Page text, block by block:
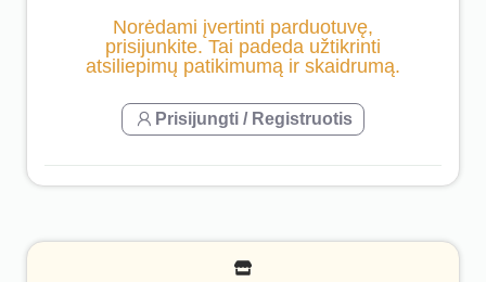
Norėdami įvertinti parduotuvę,
prisijunkite. Tai padeda užtikrinti
atsiliepimų patikimumą ir skaidrumą.
Prisijungti / Registruotis